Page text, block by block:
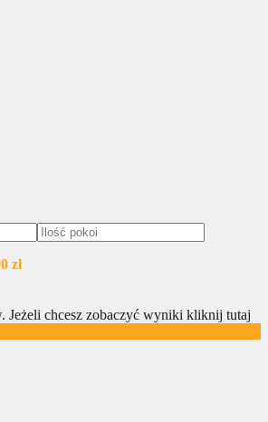
zł
Jeżeli chcesz zobaczyć wyniki kliknij tutaj